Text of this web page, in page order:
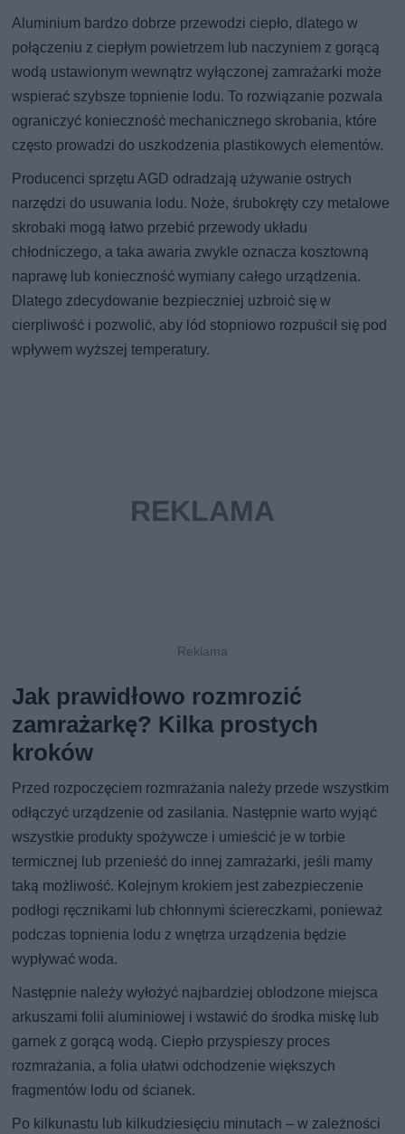
Aluminium bardzo dobrze przewodzi ciepło, dlatego w
połączeniu z ciepłym powietrzem lub naczyniem z gorącą
wodą ustawionym wewnątrz wyłączonej zamrażarki może
wspierać szybsze topnienie lodu. To rozwiązanie pozwala
ograniczyć konieczność mechanicznego skrobania, które
często prowadzi do uszkodzenia plastikowych elementów.
Producenci sprzętu AGD odradzają używanie ostrych
narzędzi do usuwania lodu. Noże, śrubokręty czy metalowe
skrobaki mogą łatwo przebić przewody układu
chłodniczego, a taka awaria zwykle oznacza kosztowną
naprawę lub konieczność wymiany całego urządzenia.
Dlatego zdecydowanie bezpieczniej uzbroić się w
cierpliwość i pozwolić, aby lód stopniowo rozpuścił się pod
wpływem wyższej temperatury.
Jak prawidłowo rozmrozić
zamrażarkę? Kilka prostych
kroków
Przed rozpoczęciem rozmrażania należy przede wszystkim
odłączyć urządzenie od zasilania. Następnie warto wyjąć
wszystkie produkty spożywcze i umieścić je w torbie
termicznej lub przenieść do innej zamrażarki, jeśli mamy
taką możliwość. Kolejnym krokiem jest zabezpieczenie
podłogi ręcznikami lub chłonnymi ściereczkami, ponieważ
podczas topnienia lodu z wnętrza urządzenia będzie
wypływać woda.
Następnie należy wyłożyć najbardziej oblodzone miejsca
arkuszami folii aluminiowej i wstawić do środka miskę lub
garnek z gorącą wodą. Ciepło przyspieszy proces
rozmrażania, a folia ułatwi odchodzenie większych
fragmentów lodu od ścianek.
Po kilkunastu lub kilkudziesięciu minutach – w zależności